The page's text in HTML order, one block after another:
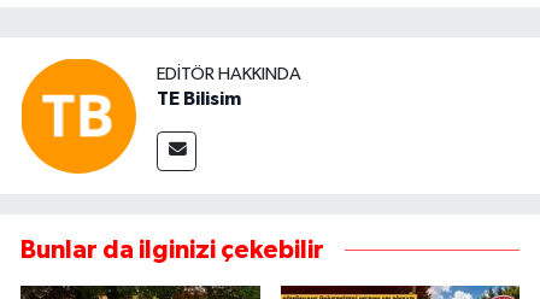
EDITÖR HAKKINDA
TE Bilisim
Bunlar da ilginizi çekebilir